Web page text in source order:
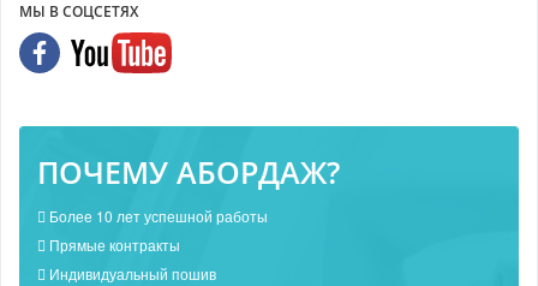
МЫ В СОЦСЕТЯХ
ПОЧЕМУ АБОРДАЖ?
Более 10 лет успешной работы
Прямые контракты
Индивидуальный пошив